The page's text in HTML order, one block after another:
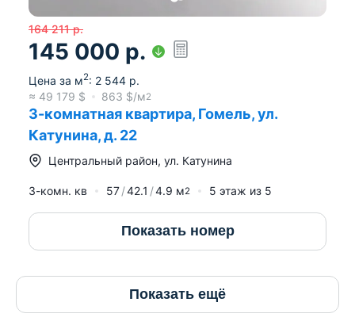
164 211 р.
145 000 р.
Цена за м2: 2 544 р.
≈ 49 179 $ 863 $/м2
3-комнатная квартира, Гомель, ул.
Катунина, д. 22
Центральный район, ул. Катунина
3-комн. кв 57 42.1 4.9 м2 5 этаж из 5
Показать номер
Показать ещё